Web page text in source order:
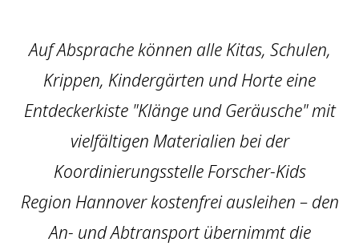
Auf Absprache können alle Kitas, Schulen,
Krippen, Kindergärten und Horte eine
Entdeckerkiste "Klänge und Geräusche" mit
vielfältigen Materialien bei der
Koordinierungsstelle Forscher-Kids
Region Hannover kostenfrei ausleihen – den
An- und Abtransport übernimmt die